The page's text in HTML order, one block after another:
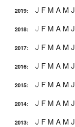
2019: J F M A M J
2018: J F M A M J
2017: J F M A M J
2016: J F M A M J
2015: J F M A M J
2014: J F M A M J
2013: J F M A M J